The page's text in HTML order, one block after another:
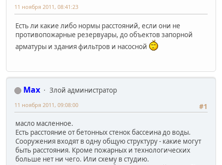
11 ноября 2011, 08:41:23
Есть ли какие либо нормы расстояний, если они не
противопожарные резервуары, до объектов запорной
арматуры и здания фильтров и насосной
Max
Злой администратор
#1
11 ноября 2011, 09:08:00
масло масленное.
Есть расстояние от бетонных стенок бассеина до воды.
Сооружения входят в одну общую структуру - какие могут
быть расстояния. Кроме пожарных и технологических
больше нет ни чего. Или схему в студию.